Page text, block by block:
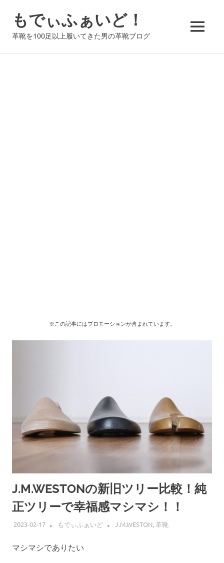
ツ
もでぃふぁいど！
革靴を100足以上履いてきた男の革靴ブログ MENU
※この記事にはプロモーションが含まれています。
J.M.WESTONの新旧ツリー比較！純
正ツリーで幸福感マシマシ！！
2023-02-17 もでぃふぁいど J.M.WESTON,革靴
マシマシでありたい